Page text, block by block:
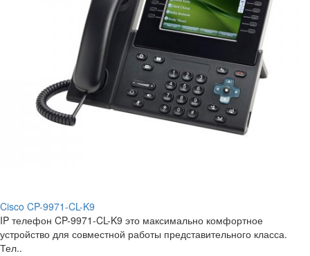
Cisco CP-9971-CL-K9
IP телефон CP-9971-CL-K9 это максимально комфортное
устройство для совместной работы представительного класса.
Тел..